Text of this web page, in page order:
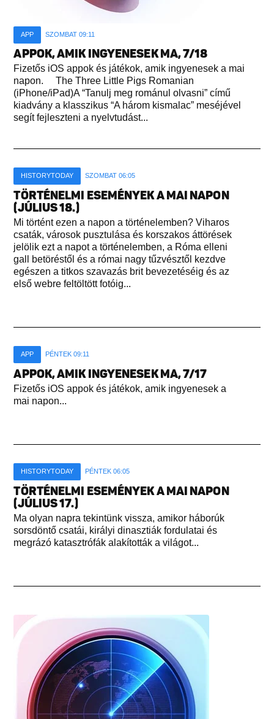
APP SZOMBAT 09:11
APPOK, AMIK INGYENESEK MA, 7/18
Fizetős iOS appok és játékok, amik ingyenesek a mai
napon. The Three Little Pigs Romanian
(iPhone/iPad)A “Tanulj meg románul olvasni” című
kiadvány a klasszikus “A három kismalac” meséjével
segít fejleszteni a nyelvtudást...
HISTORYTODAY SZOMBAT 06:05
TÖRTÉNELMI ESEMÉNYEK A MAI NAPON
(JÚLIUS 18.)
Mi történt ezen a napon a történelemben? Viharos
csaták, városok pusztulása és korszakos áttörések
jelölik ezt a napot a történelemben, a Róma elleni
gall betöréstől és a római nagy tűzvésztől kezdve
egészen a titkos szavazás brit bevezetéséig és az
első webre feltöltött fotóig...
APP PÉNTEK 09:11
APPOK, AMIK INGYENESEK MA, 7/17
Fizetős iOS appok és játékok, amik ingyenesek a
mai napon...
HISTORYTODAY PÉNTEK 06:05
TÖRTÉNELMI ESEMÉNYEK A MAI NAPON
(JÚLIUS 17.)
Ma olyan napra tekintünk vissza, amikor háborúk
sorsdöntő csatái, királyi dinasztiák fordulatai és
megrázó katasztrófák alakították a világot...